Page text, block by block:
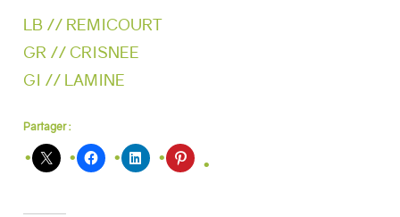
LB // REMICOURT
GR // CRISNEE
GI // LAMINE
Partager :